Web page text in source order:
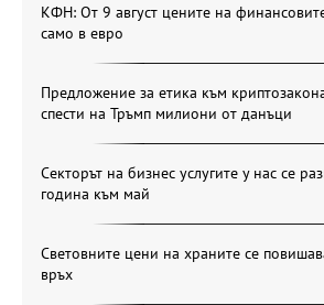
КФН: От 9 август цените на
само в евро
Предложение за етика към
спести на Тръмп милиони от данъци
Секторът на бизнес услугите у нас се
година към май
Световните цени на храните се
връх